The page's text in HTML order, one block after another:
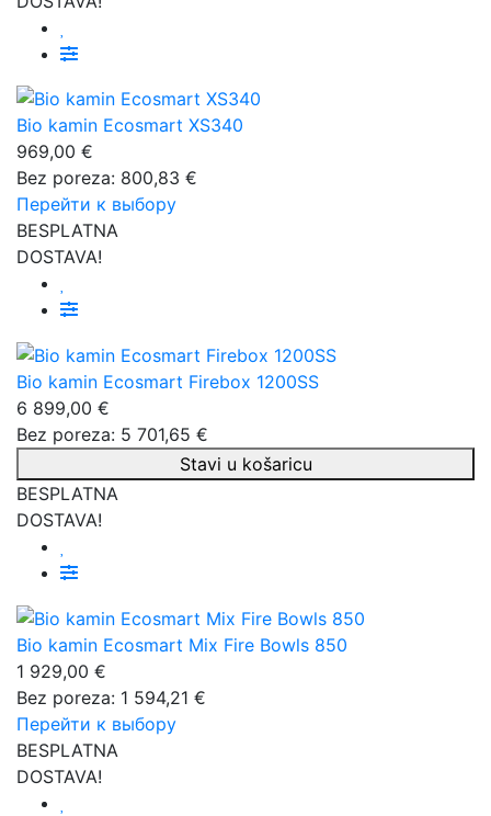
Bio kamin Ecosmart XS340
969,00 €
Bez poreza: 800,83 €
Перейти к выбору
BESPLATNA
DOSTAVA!
Bio kamin Ecosmart Firebox 1200SS
6 899,00 €
Bez poreza: 5 701,65 €
Stavi u košaricu
BESPLATNA
DOSTAVA!
Bio kamin Ecosmart Mix Fire Bowls 850
1 929,00 €
Bez poreza: 1 594,21 €
Перейти к выбору
BESPLATNA
DOSTAVA!